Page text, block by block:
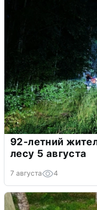
92-летний
лесу 5 августа
7 августа 4